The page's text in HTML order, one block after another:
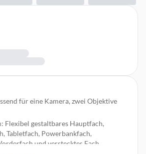
für eine Kamera, zwei Objektive
Flexibel gestaltbares Hauptfach,
Tabletfach, Powerbankfach,
und verstecktes Fach